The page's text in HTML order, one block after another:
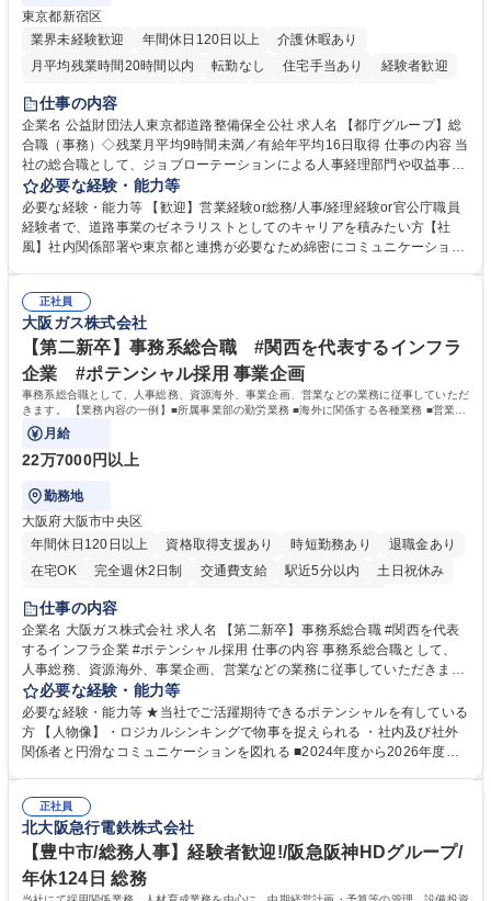
東京都新宿区
業界未経験歓迎
年間休日120日以上
介護休暇あり
月平均残業時間20時間以内
転勤なし 住宅手当あり
経験者歓迎
研修あり
退職金あり
駅近5分以内
資格取得手当あり 食事補助あり
仕事の内容
企業名 公益財団法人東京都道路整備保全公社 求人名 【都庁グループ】総
合職（事務）◇残業月平均9時間未満／有給年平均16日取得 仕事の内容 当
社の総合職として、ジョブローテーションによる人事経理部門や収益事業
等のフロント部門の部署等幅広い部署での業務をお任せいたします。研修
制度やキャリア支援が充実しております！ ※下記業務詳細 【業務詳細】■
管理部門：広報、人事、経理など当公社の運営に係る管理業務 ■収益部
門：駐車場の新規開拓、管理運営、新宿駅西口広場の「イベントコーナ
道路施設や道路工事現場の見学ツアー事業 ※入社後は上記いずれかの部門
へ配属。※業務内容変更の範囲：会社の定める業務 募集職種 【都庁グル
ープ】総合職（事務）◇残業月平均9時間未満／有給年平均16日取得
必要な経験・能力等
必要な経験・能力等 【歓迎】営業経験or総務/人事/経理経験or官公庁職員
経験者で、道路事業のゼネラリストとしてのキャリアを積みたい方【社
風】社内関係部署や東京都と連携が必要なため綿密にコミュニケーション
部門など多岐に渡る業務を経験できます。 ■様々なプロジェクト：駐車場
事業の他、新宿駅西口広場内に設置された照明を兼ねた広告「ブライトサ
イン」の管理運営を行うなど、事業収益を生み出す活動を積極的に行って
います。 学歴・資格 学歴：大学院 大学 高専 短大 専修学校 高校 語学力：
資格：
正社員
大阪ガス株式会社
【第二新卒】事務系総合職 #関西を代表するインフラ
企業 #ポテンシャル採用 事業企画
事務系総合職として、人事総務、資源海外、事業企画、営業などの業務に従事していただ
きます。 【業務内容の一例】■所属事業部の勤労業務 ■海外に関係する各種業務 ■営業部
門の企画スタッフ、ルート営業
月給
22万7000円以上
勤務地
大阪府大阪市中央区
年間休日120日以上
資格取得支援あり 時短勤務あり
退職金あり
在宅OK
完全週休2日制 交通費支給 駅近5分以内
土日祝休み
服装自由
第二新卒歓迎
仕事の内容
企業名 大阪ガス株式会社 求人名 【第二新卒】事務系総合職 #関西を代表
するインフラ企業 #ポテンシャル採用 仕事の内容 事務系総合職として、
人事総務、資源海外、事業企画、営業などの業務に従事していただきま
す。 【業務内容の一例】■所属事業部の勤労業務 ■海外に関係する各種業
務 ■営業部門の企画スタッフ、ルート営業 【キャリアパス】入社後の配属
ポジションで一定期間ご活躍頂いた後、本人の適性及び将来のキャリアを
鑑みてジョブローテーションを行います。 【育成】OJTでの現場育成や研
表するインフラ企業 #ポテンシャル採用
必要な経験・能力等
必要な経験・能力等 ★当社でご活躍期待できるポテンシャルを有している
方 【人物像】・ロジカルシンキングで物事を捉えられる ・社内及び社外
関係者と円滑なコミュニケーションを図れる ■2024年度から2026年度ま
72.html ■エネルギーセキュリティの不安定化や気候変動による自然災害の
甚大化など、これまで以上に社会課題解決の重要性が高まっています。
「未来の日常」の創造に向けて持続可能な社会の実現に貢献してまいりま
す。 学歴・資格 学歴：大学院 大学 語学力： 資格：
正社員
北大阪急行電鉄株式会社
【豊中市/総務人事】経験者歓迎!/阪急阪神HDグループ/
年休124日 総務